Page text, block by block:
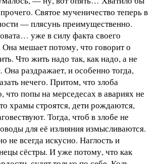
Святое мученичество теперь в
— плясунь преимущественно.
уже в силу факта своего
мешает потому, что говорит о
Что жить надо так, как надо, а не
Она раздражает, и особенно тогда,
нечего. Притом, что злоба
попы на мерседесах в авариях не
храмы строятся, дети рождаются,
Тогда, чтоб в злобе не
для её излияния измысливаются.
не всегда искусно. Наглость и
сёстры. И уже потому, что как